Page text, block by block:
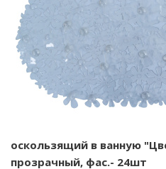
оскользящий в ванную
прозрачный, фас.- 24шт